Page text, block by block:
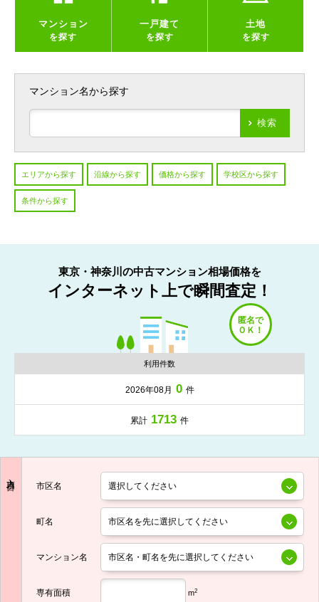
マンション
を探す
一戸建て
を探す
土地
を探す
マンション名から探す
検索
エリアから探す 沿線から探す 価格から探す 学校区から探す
条件から探す
東京・神奈川の中古マンション相場価格を
インターネット上で瞬間査定！
利用件数
2026年08月 0 件
累計 1713 件
市区名
町名
マンション名
専有面積 m2